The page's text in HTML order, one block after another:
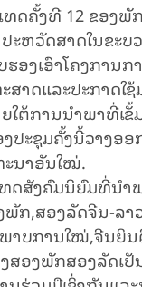
ຄັ້ງ​ທີ 12 ຂອງ​​ພັ
ະ​ຫວັດ​ສາດ​ໃນ​ຂະ​
ອງ​ເອົາ​ໂຄງ​ການ​
ສາດ​ແລະ​ປະ​ກາດ​
ໃຕ້​ການ​ນຳ​ພາ​ທີ່​ເ
ປະ​ຊຸມ​ຄັ້ງ​ນີ້​ວາງ​ອ
ະ​ນາ​ອັນ​ໃໝ່.
ສັງ​ຄົມ​ນິ​ຍົມ​ທີ່​ນຳ​
,ສອງ​ລັດ​ຈີນ-ລາ
ບ​ການ​ໃໝ່,ຈີນ​ຍິ
ສອງ​ພັກ​ສອງ​ລັດ​